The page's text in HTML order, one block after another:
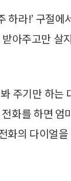
하라!’ 구절에
아주고만 살
주기만 하는
화를 하면 엄
화의 다이얼